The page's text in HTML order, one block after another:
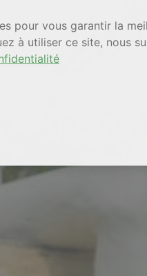
pour vous garantir la
à utiliser ce site, nous